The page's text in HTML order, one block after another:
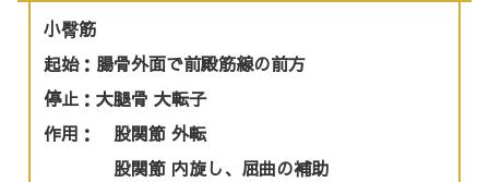
小臀筋
起始：腸骨外面で前殿筋線の前方
停止：大腿骨 大転子
作用： 股関節 外転
股関節 内旋し、屈曲の補助